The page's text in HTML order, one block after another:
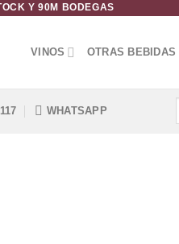
Y 90M BODEGAS
VINOS OTRAS BEBIDAS
WHATSAPP